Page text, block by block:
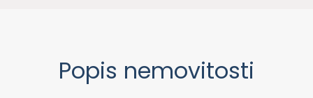
Popis nemovitosti